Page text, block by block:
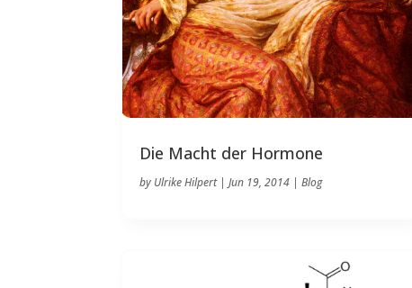
Die Macht der Hormone
by Ulrike Hilpert|Jun 19, 2014 |Blog